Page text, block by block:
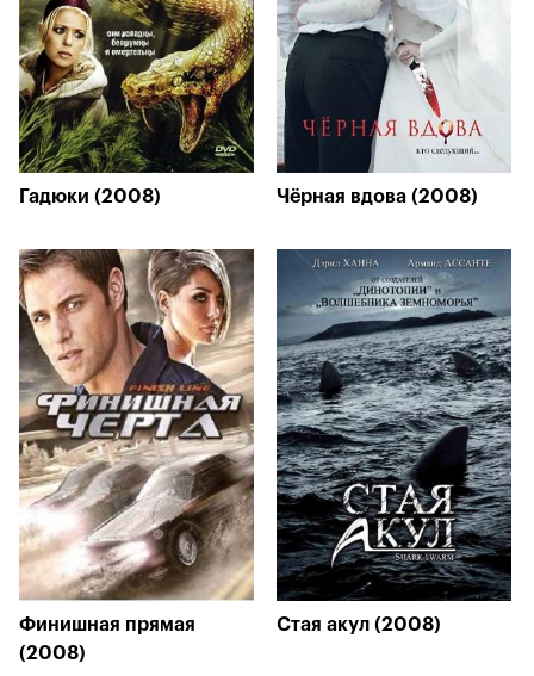
Гадюки (2008) Чёрная вдова (2008)
Финишная прямая
(2008)
Стая акул (2008)